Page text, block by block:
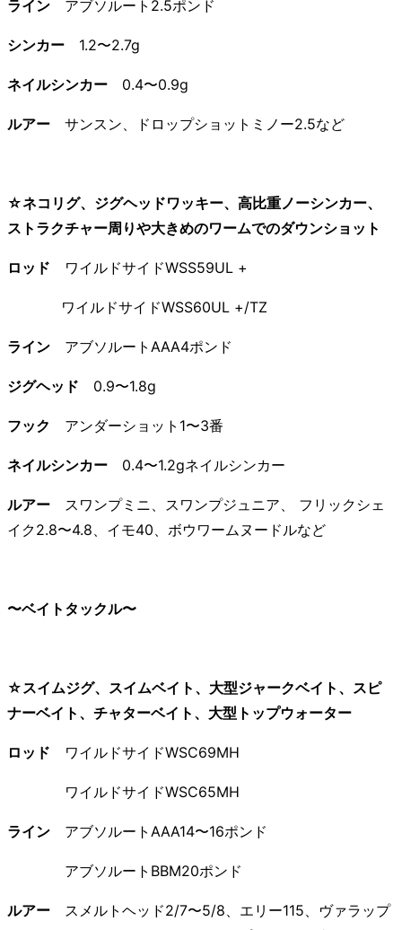
ライン アブソルート2.5ポンド
シンカー 1.2〜2.7g
ネイルシンカー 0.4〜0.9g
ルアー サンスン、ドロップショットミノー2.5など
☆ネコリグ、ジグヘッドワッキー、高比重ノーシンカー、
ストラクチャー周りや大きめのワームでのダウンショット
ロッド ワイルドサイドWSS59UL +
ワイルドサイドWSS60UL +/TZ
ライン アブソルートAAA4ポンド
ジグヘッド 0.9〜1.8g
フック アンダーショット1〜3番
ネイルシンカー 0.4〜1.2gネイルシンカー
ルアー スワンプミニ、スワンプジュニア、 フリックシェ
イク2.8〜4.8、イモ40、ボウワームヌードルなど
〜ベイトタックル〜
☆スイムジグ、スイムベイト、大型ジャークベイト、スピ
ナーベイト、チャターベイト、大型トップウォーター
ロッド ワイルドサイドWSC69MH
ワイルドサイドWSC65MH
ライン アブソルートAAA14〜16ポンド
アブソルートBBM20ポンド
ルアー スメルトヘッド2/7〜5/8、エリー115、ヴァラップ